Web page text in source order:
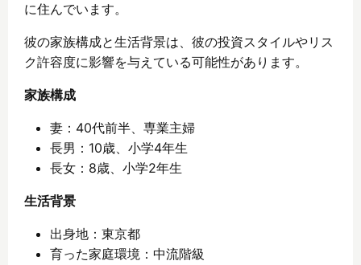
に住んでいます。
彼の家族構成と生活背景は、彼の投資スタイルやリス
ク許容度に影響を与えている可能性があります。
家族構成
妻：40代前半、専業主婦
長男：10歳、小学4年生
長女：8歳、小学2年生
生活背景
出身地：東京都
育った家庭環境：中流階級